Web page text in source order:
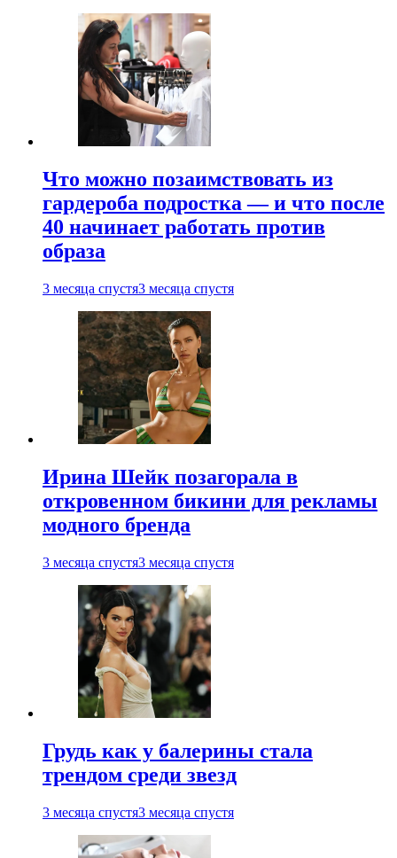
Что можно позаимствовать из
гардероба подростка — и что после
40 начинает работать против
образа
3 месяца спустя3 месяца спустя
Ирина Шейк позагорала в
откровенном бикини для рекламы
модного бренда
3 месяца спустя3 месяца спустя
Грудь как у балерины стала
трендом среди звезд
3 месяца спустя3 месяца спустя